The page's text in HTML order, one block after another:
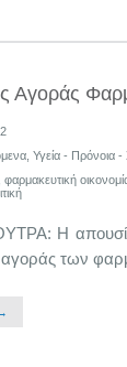
Αγοράς
Υγεία - Πρόνοια -
φαρμακευτική
Η απουσία
αγοράς των